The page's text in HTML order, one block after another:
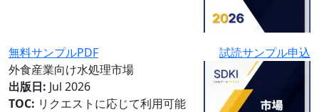
無料サンプルPDF
試読サンプル申込
外食産業向け水処理市場
出版日: Jul 2026
TOC: リクエストに応じて利用可能